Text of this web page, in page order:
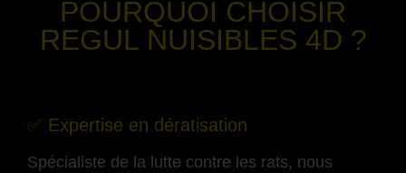
POURQUOI CHOISIR
REGUL NUISIBLES 4D ?
✅ Expertise en dératisation
Spécialiste de la lutte contre les rats, nous